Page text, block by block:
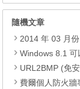
隨機文章
2014 年 03 月
Windows 8.1
URL2BMP (免
費爾個人防火牆